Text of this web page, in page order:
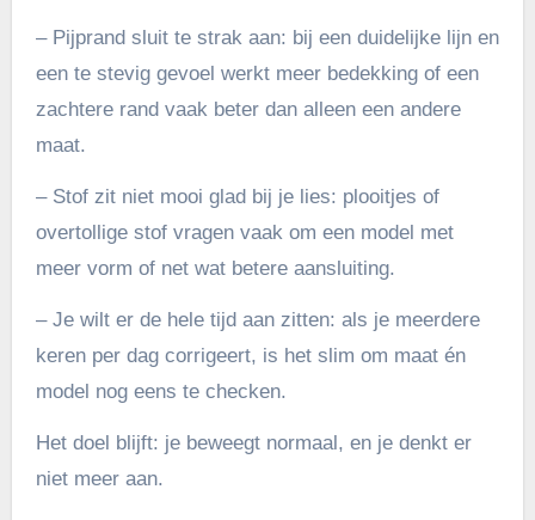
– Pijprand sluit te strak aan: bij een duidelijke lijn en
een te stevig gevoel werkt meer bedekking of een
zachtere rand vaak beter dan alleen een andere
maat.
– Stof zit niet mooi glad bij je lies: plooitjes of
overtollige stof vragen vaak om een model met
meer vorm of net wat betere aansluiting.
– Je wilt er de hele tijd aan zitten: als je meerdere
keren per dag corrigeert, is het slim om maat én
model nog eens te checken.
Het doel blijft: je beweegt normaal, en je denkt er
niet meer aan.